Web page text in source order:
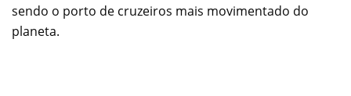
sendo o porto de cruzeiros mais movimentado do
planeta.